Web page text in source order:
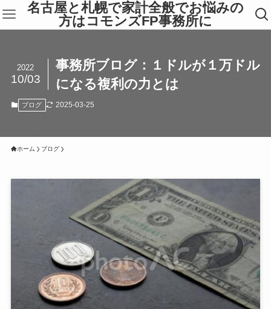
名古屋と札幌で家計全般でお悩みの
方はコモンズFP事務所に
事務所ブログ：１ドルが１万ドル
になる複利の力とは
2022
10/03
ブログ 2025-03-25
ホーム ブログ